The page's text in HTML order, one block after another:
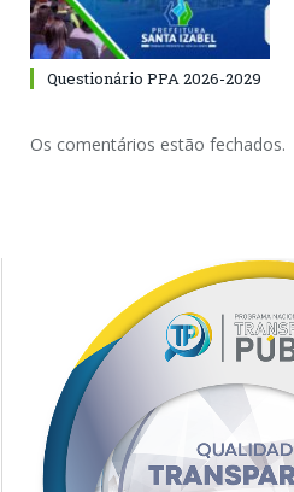
Questionário PPA 2026-2029
Os comentários estão fechados.